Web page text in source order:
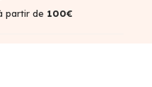
partir de 100€